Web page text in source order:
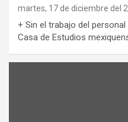
martes, 17 de diciembre del
+ Sin el trabajo del
Casa de Estudios